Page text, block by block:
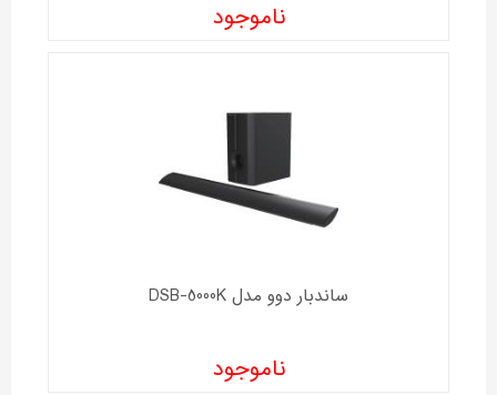
ناموجود
ساندبار دوو مدل DSB-5000K
ناموجود